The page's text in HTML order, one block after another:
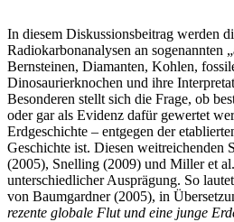
In diesem Diskussionsbeitrag werden
Radiokarbonanalysen an sogenannten
Bernsteinen, Diamanten, Kohlen,
Dinosaurierknochen und ihre
Besonderen stellt sich die Frage, ob
oder gar als Evidenz dafür gewertet
Erdgeschichte – entgegen der
Geschichte ist. Diesen weitreichenden
(2005), Snelling (2009) und Miller et
unterschiedlicher Ausprägung. So
von Baumgardner (2005), in
rezente globale Flut und eine junge